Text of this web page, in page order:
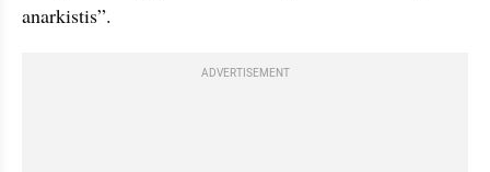
anarkistis”.
ADVERTISEMENT